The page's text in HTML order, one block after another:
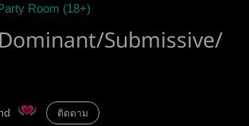
Room (18+)
Submissive/
ติดตาม